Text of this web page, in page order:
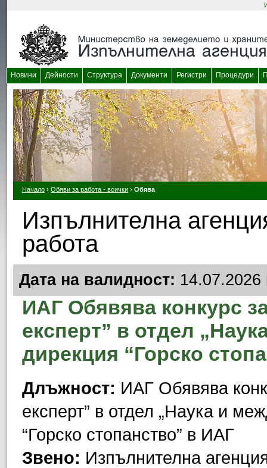
Новини Дейности Структура Документи Регистри Процедури
Начало › Обяви за работа - всички › Обява
Изпълнителна
работа
Дата на валидност: 14.07.2026
ИАГ Обявява конкурс
експерт” в отдел
дирекция “Горско
Длъжност: ИАГ Обявява
експерт” в отдел „Наука и
“Горско стопанство” в ИАГ
Звено: Изпълнителна